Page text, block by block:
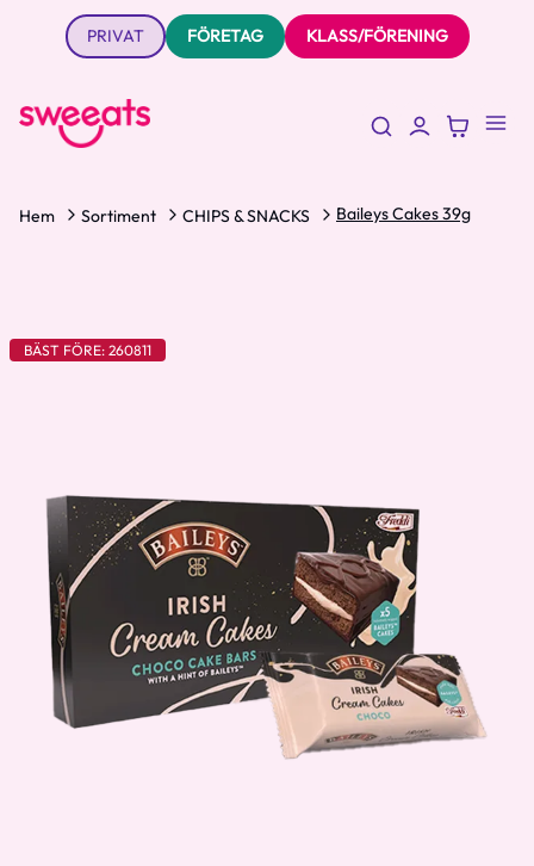
PRIVAT FÖRETAG KLASS/FÖRENING
Hem Sortiment CHIPS & SNACKS Baileys Cakes 39g
BÄST FÖRE: 260811